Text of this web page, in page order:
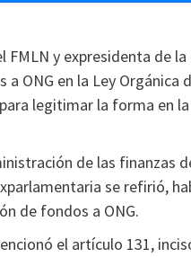
y expresidenta de
ONG en la Ley Orgánica
legitimar la forma en
de las finanzas
se refirió,
de fondos a ONG.
el artículo 131,